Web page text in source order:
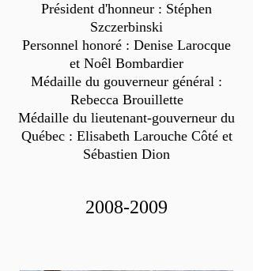
Président d'honneur : Stéphen
Szczerbinski
Personnel honoré : Denise Larocque
et Noêl Bombardier
Médaille du gouverneur général :
Rebecca Brouillette
Médaille du lieutenant-gouverneur du
Québec : Elisabeth Larouche Côté et
Sébastien Dion
2008-2009